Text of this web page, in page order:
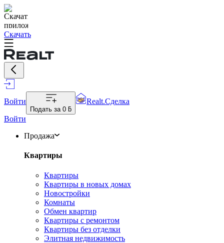
Скачать
Войти
Подать за 0 ƃ
Realt.Сделка
Войти
Продажа
Квартиры
Квартиры
Квартиры в новых домах
Новостройки
Комнаты
Обмен квартир
Квартиры с ремонтом
Квартиры без отделки
Элитная недвижимость